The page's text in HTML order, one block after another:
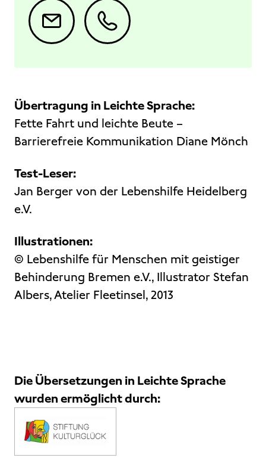
Übertragung in Leichte Sprache:
Fette Fahrt und leichte Beute –
Barrierefreie Kommunikation Diane Mönch
Test-Leser:
Jan Berger von der Lebenshilfe Heidelberg
e.V.
Illustrationen:
© Lebenshilfe für Menschen mit geistiger
Behinderung Bremen e.V., Illustrator Stefan
Albers, Atelier Fleetinsel, 2013
Die Übersetzungen in Leichte Sprache
wurden ermöglicht durch: